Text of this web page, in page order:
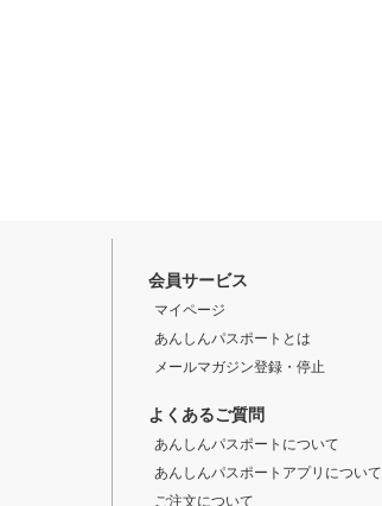
会員サービス
マイページ
あんしんパスポートとは
メールマガジン登録・停止
よくあるご質問
あんしんパスポートについて
あんしんパスポートアプリについて
ご注文について